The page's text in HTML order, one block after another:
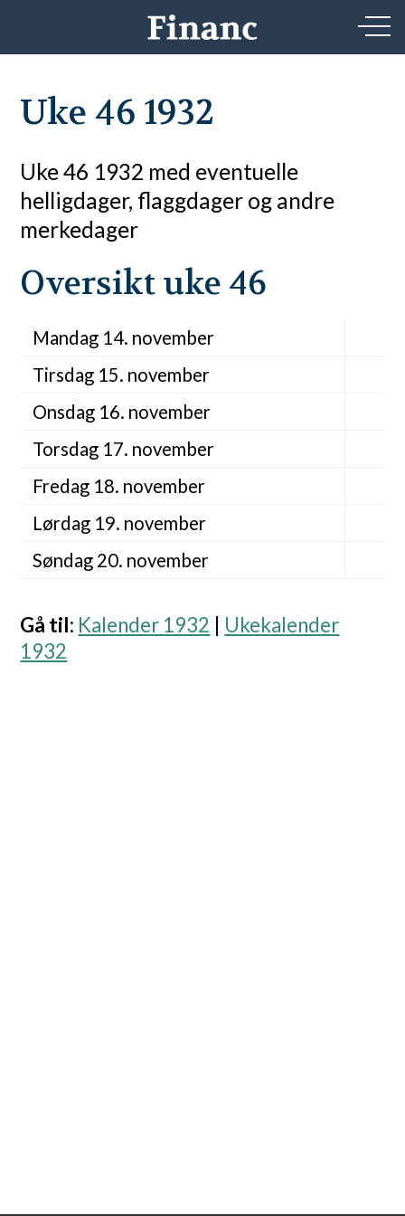
Uke 46 1932
Uke 46 1932 med eventuelle
helligdager, flaggdager og andre
merkedager
Oversikt uke 46
Mandag 14. november
Tirsdag 15. november
Onsdag 16. november
Torsdag 17. november
Fredag 18. november
Lørdag 19. november
Søndag 20. november
Gå til: Kalender 1932
Ukekalender
1932